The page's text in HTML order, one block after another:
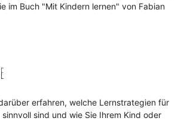
im Buch "Mit Kindern lernen" von Fabian
erfahren, welche Lernstrategien für
sind und wie Sie Ihrem Kind oder